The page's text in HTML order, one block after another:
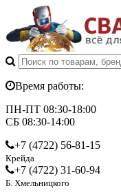
Время работы:
ПН-ПТ 08:30-18:00
СБ 08:30-14:00
+7 (4722) 56-81-15
Крейда
+7 (4722) 31-60-94
Б. Хмельницкого